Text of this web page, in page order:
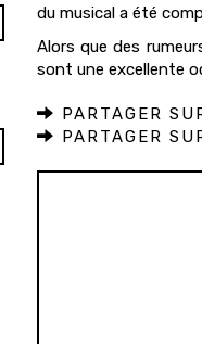
du musical a été
Alors que des
sont une excellente
PARTAGER
PARTAGER